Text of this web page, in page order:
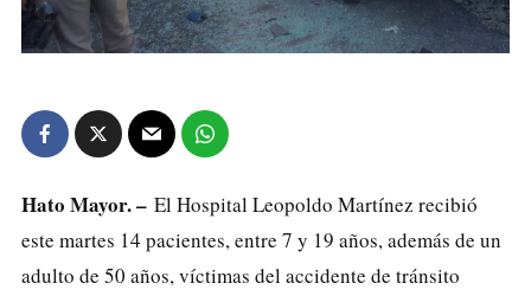
Hato Mayor. – El Hospital Leopoldo Martínez recibió
este martes 14 pacientes, entre 7 y 19 años, además de un
adulto de 50 años, víctimas del accidente de tránsito